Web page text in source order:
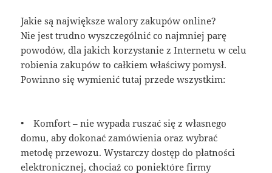
Jakie są największe walory zakupów online?
Nie jest trudno wyszczególnić co najmniej parę
powodów, dla jakich korzystanie z Internetu w celu
robienia zakupów to całkiem właściwy pomysł.
Powinno się wymienić tutaj przede wszystkim:
• Komfort – nie wypada ruszać się z własnego
domu, aby dokonać zamówienia oraz wybrać
metodę przewozu. Wystarczy dostęp do płatności
elektronicznej, chociaż co poniektóre firmy